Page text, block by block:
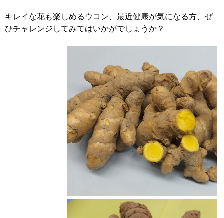
キレイな花も楽しめるウコン、最近健康が気になる方、ぜ
ひチャレンジしてみてはいかがでしょうか？